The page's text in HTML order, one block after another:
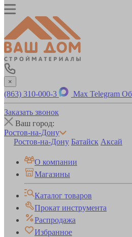
×
(863) 310-000-3 Max Telegram
Заказать звонок
Ваш город:
Ростов-на-Дону
Ростов-на-Дону Батайск Аксай
О компании
Магазины
Каталог товаров
Прокат инструмента
Распродажа
Избранное